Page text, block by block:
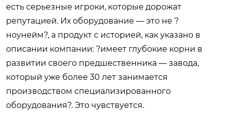
есть серьезные игроки, которые дорожат
репутацией. Их оборудование — это не ?
ноунейм?, а продукт с историей, как указано в
описании компании: ?имеет глубокие корни в
развитии своего предшественника — завода,
который уже более 30 лет занимается
производством специализированного
оборудования?. Это чувствуется.